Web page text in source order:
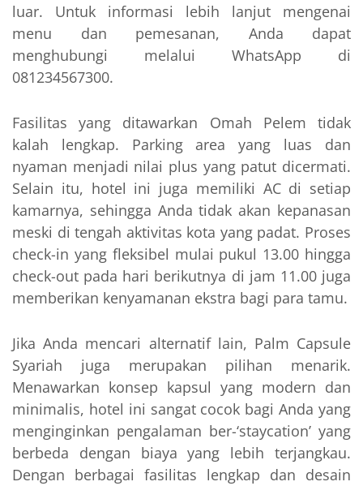
luar. Untuk informasi lebih lanjut mengenai
menu dan pemesanan, Anda dapat
menghubungi melalui WhatsApp di
081234567300.
Fasilitas yang ditawarkan Omah Pelem tidak
kalah lengkap. Parking area yang luas dan
nyaman menjadi nilai plus yang patut dicermati.
Selain itu, hotel ini juga memiliki AC di setiap
kamarnya, sehingga Anda tidak akan kepanasan
meski di tengah aktivitas kota yang padat. Proses
check-in yang fleksibel mulai pukul 13.00 hingga
check-out pada hari berikutnya di jam 11.00 juga
memberikan kenyamanan ekstra bagi para tamu.
Jika Anda mencari alternatif lain, Palm Capsule
Syariah juga merupakan pilihan menarik.
Menawarkan konsep kapsul yang modern dan
minimalis, hotel ini sangat cocok bagi Anda yang
menginginkan pengalaman ber-‘staycation’ yang
berbeda dengan biaya yang lebih terjangkau.
Dengan berbagai fasilitas lengkap dan desain